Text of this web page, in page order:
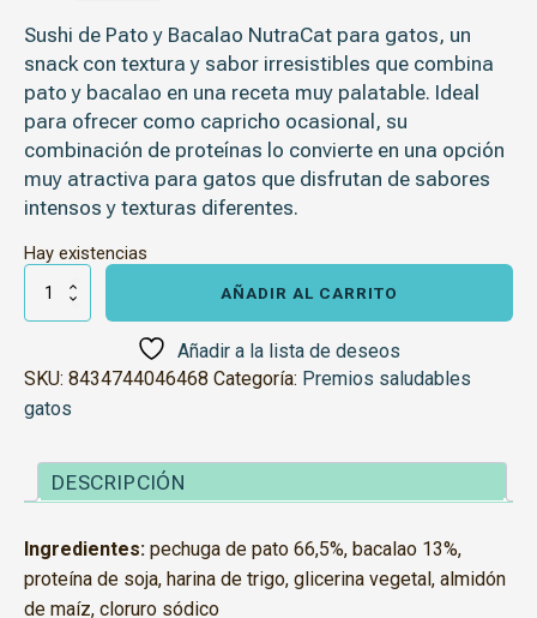
Sushi de Pato y Bacalao NutraCat para gatos, un
snack con textura y sabor irresistibles que combina
pato y bacalao en una receta muy palatable. Ideal
para ofrecer como capricho ocasional, su
combinación de proteínas lo convierte en una opción
muy atractiva para gatos que disfrutan de sabores
intensos y texturas diferentes.
Hay existencias
de
Nutracat
cantidad
AÑADIR AL CARRITO
Añadir a la lista de deseos
SKU: 8434744046468 Categoría: Premios saludables
gatos
DESCRIPCIÓN
Ingredientes: pechuga de pato 66,5%, bacalao 13%,
proteína de soja, harina de trigo, glicerina vegetal, almidón
de maíz, cloruro sódico